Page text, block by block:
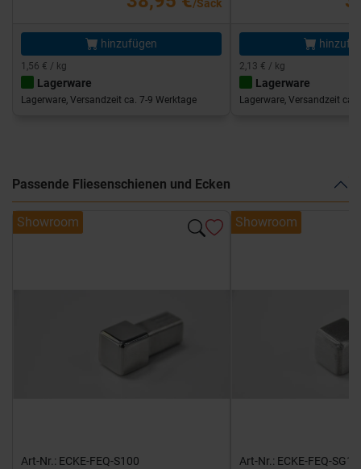
/Sack
hinzufügen
1,56 € / kg
Lagerware
Lagerware, Versandzeit ca. 7-9 Werktage
2,13 € / kg
Lagerware
Lagerware, Versandzeit ca.
Passende Fliesenschienen und Ecken
Showroom
Art-Nr.: ECKE-FEQ-S100
Showroom
Art-Nr.: ECKE-FEQ-